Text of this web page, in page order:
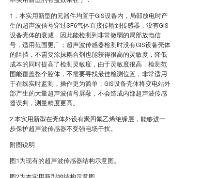
1．本实用新型的元器件均置于GIS设备内，局部放电时产
生的超声波信号穿过SF6气体直接传输到传感器，没有GIS
设备壳体的衰减，因此能检测到非常微弱的局部放电信
号，适用范围更广；超声波传感器检测时没有GIS设备壳体
的阻挡，不需要涂抹耦合剂也能获得很高的灵敏度，降低
成本的同时提高了检测灵敏度，由于灵敏度很高，检测范
围能覆盖整个腔体，不需要寻找最佳检测位置，非常适用
于在线实时监测，操作更为简单；GIS设备壳体将变电站外
部产生的大量超声波信号屏蔽，不会造成内部超声波传感
器误判，测量精度更高。
2.本实用新型在壳体外设有聚四氟乙烯绝缘层，能够进一
步保护超声波传感器不受强电场干扰。
附图说明
图1为现有的超声波传感器结构示意图。